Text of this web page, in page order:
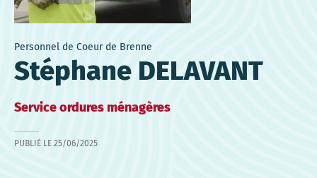
Personnel de Coeur de Brenne
Stéphane DELAVANT
Service ordures ménagères
PUBLIÉ LE 25/06/2025